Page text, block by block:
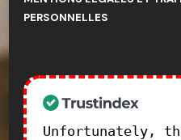
PERSONNELLES
Unfortunately,